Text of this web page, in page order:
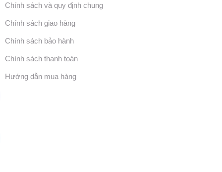
Chính sách và quy định chung
Chính sách giao hàng
Chính sách bảo hành
Chính sách thanh toán
Hướng dẫn mua hàng